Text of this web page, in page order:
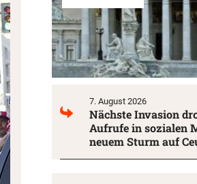
7. August 2026
Nächste Invasion
Aufrufe in sozialen
neuem Sturm auf